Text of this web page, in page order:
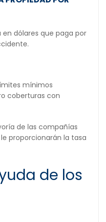
dólares que paga por
mínimos
coberturas con
de las compañías
proporcionarán la tasa
de los